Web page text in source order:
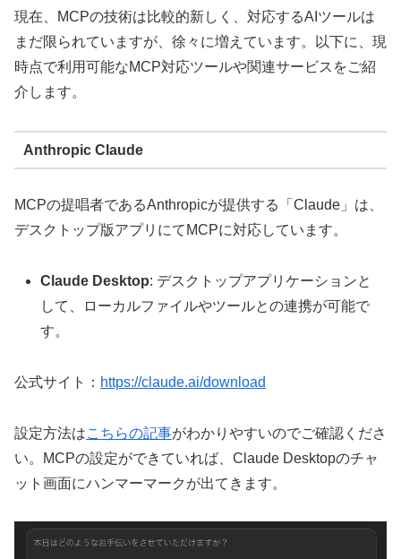
現在、MCPの技術は比較的新しく、対応するAIツールは
まだ限られていますが、徐々に増えています。以下に、現
時点で利用可能なMCP対応ツールや関連サービスをご紹
介します。
Anthropic Claude
MCPの提唱者であるAnthropicが提供する「Claude」は、
デスクトップ版アプリにてMCPに対応しています。
Claude Desktop: デスクトップアプリケーションと
して、ローカルファイルやツールとの連携が可能で
す。
公式サイト： https://claude.ai/download
設定方法はこちらの記事がわかりやすいのでご確認くださ
い。MCPの設定ができていれば、Claude Desktopのチャ
ット画面にハンマーマークが出てきます。